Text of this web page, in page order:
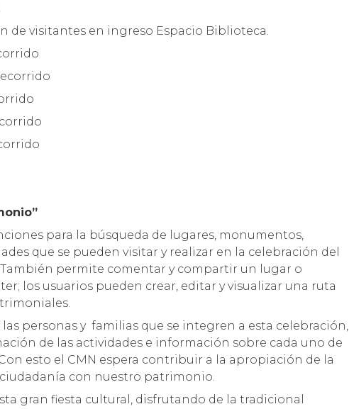
de visitantes en ingreso Espacio Biblioteca.
para la búsqueda de lugares, monumentos,
que se pueden visitar y realizar en la celebración del
permite comentar y compartir un lugar o
los usuarios pueden crear, editar y visualizar una ruta
personas y familias que se integren a esta celebración,
de las actividades e información sobre cada uno de
esto el CMN espera contribuir a la apropiación de la
con nuestro patrimonio.
gran fiesta cultural, disfrutando de la tradicional